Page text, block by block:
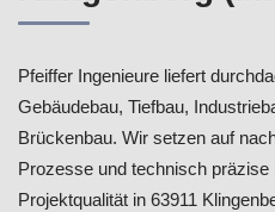
Pfeiffer Ingenieure liefert
Gebäudebau, Tiefbau,
Brückenbau. Wir setzen auf
Prozesse und technisch
Projektqualität in 63911